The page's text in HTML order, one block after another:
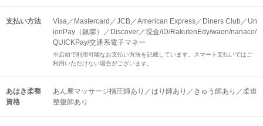
支払い方法
Visa／Mastercard／JCB／American Express／Diners Club／Un
ionPay（銀聯）／Discover／現金/iD/RakutenEdy/waon/nanaco/
QUICKPay/交通系電子マネー
※店頭で利用可能なお支払い方法を記載しています。スマート支払いではご
利用いただけない場合がございます。
あはき柔整
資格
あん摩マッサージ指圧師あり／はり師あり／きゅう師あり／柔道
整復師あり